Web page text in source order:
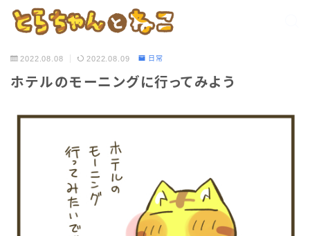
2022.08.08 2022.08.09 日常
ホテルのモーニングに行ってみよう